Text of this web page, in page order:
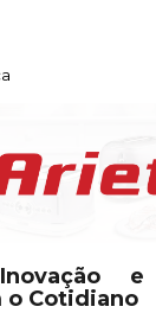
e
o Cotidiano